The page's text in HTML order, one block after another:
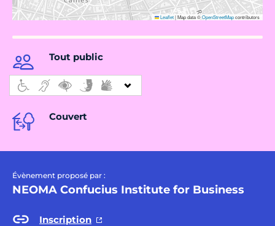
Leaflet|Map data ©OpenStreetMapcontributors
Tout public
Couvert
Évènement proposé par :
NEOMA Confucius Institute for Business
Inscription